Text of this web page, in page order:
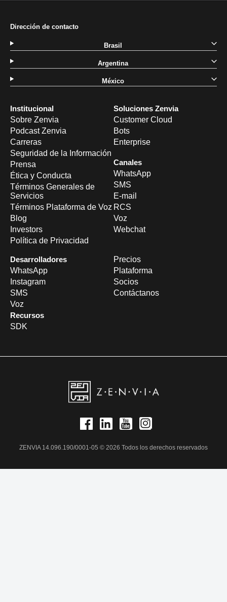
Institucional
Sobre Zenvia
Podcast Zenvia
Carreras
Seguridad de la Información
Prensa
Ética y Conducta
Términos Generales de
Servicios
Términos Plataforma de Voz
Blog
Investors
Política de Privacidad
Soluciones Zenvia
Customer Cloud
Bots
Enterprise
Canales
WhatsApp
SMS
E-mail
RCS
Voz
Webchat
Desarrolladores
WhatsApp
Instagram
SMS
Voz
Recursos
SDK
Precios
Plataforma
Socios
Contáctanos
Dirección de contacto
Brasil
Argentina
México
ZENVIA 14.096.190/0001-05 © 2026 Todos los derechos reservados